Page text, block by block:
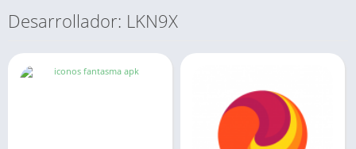
Desarrollador: LKN9X